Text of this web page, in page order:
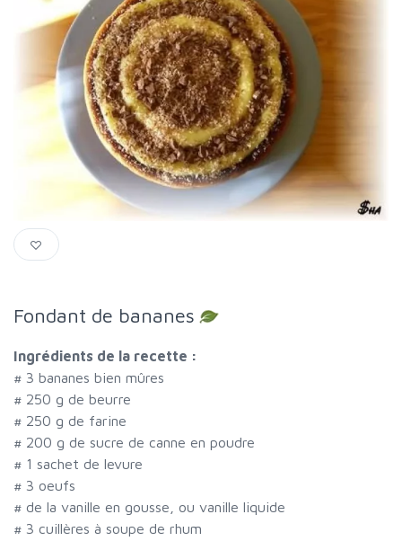
Fondant de bananes
Ingrédients de la recette :
# 3 bananes bien mûres
# 250 g de beurre
# 250 g de farine
# 200 g de sucre de canne en poudre
# 1 sachet de levure
# 3 oeufs
# de la vanille en gousse, ou vanille liquide
# 3 cuillères à soupe de rhum